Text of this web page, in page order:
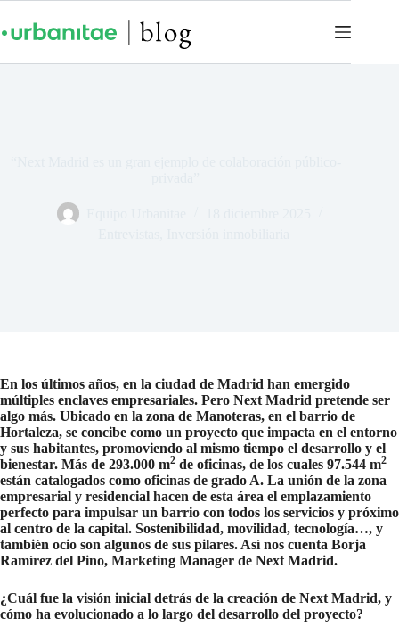
En los últimos años, en la ciudad de Madrid han emergido
múltiples enclaves empresariales. Pero Next Madrid pretende ser
algo más. Ubicado en la zona de Manoteras, en el barrio de
Hortaleza, se concibe como un proyecto que impacta en el entorno
y sus habitantes, promoviendo al mismo tiempo el desarrollo y el
bienestar. Más de 293.000 m2 de oficinas, de los cuales 97.544 m2
están catalogados como oficinas de grado A. La unión de la zona
empresarial y residencial hacen de esta área el emplazamiento
perfecto para impulsar un barrio con todos los servicios y próximo
al centro de la capital. Sostenibilidad, movilidad, tecnología…, y
también ocio son algunos de sus pilares. Así nos cuenta Borja
Ramírez del Pino, Marketing Manager de Next Madrid.
¿Cuál fue la visión inicial detrás de la creación de Next Madrid, y
cómo ha evolucionado a lo largo del desarrollo del proyecto?